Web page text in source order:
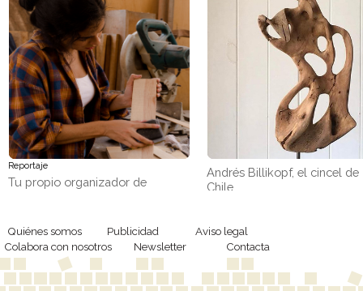
Reportaje
Tu propio organizador de
Andrés Billikopf, el cincel de
Chile
Quiénes somos Publicidad
Aviso legal
Colabora con nosotros
Newsletter Contacta